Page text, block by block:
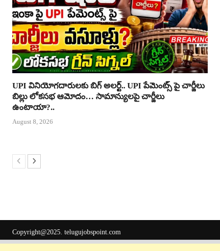
UPI వినియోగదారులకు బిగ్ అలర్ట్.. UPI పేమెంట్స్ పై చార్జీలు
బిల్లు లోకసభ ఆమోదం… సామాన్యులపై చార్జీలు
ఉంటాయా?..
August 8, 2026
Copyright@2025. telugujobspoint.com